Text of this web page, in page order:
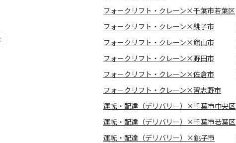
フォークリフト・クレーン×千葉市若葉区
フォークリフト・クレーン×銚子市
フォークリフト・クレーン×館山市
フォークリフト・クレーン×野田市
フォークリフト・クレーン×佐倉市
フォークリフト・クレーン×習志野市
運転・配達（デリバリー）×千葉市中央区
運転・配達（デリバリー）×千葉市若葉区
運転・配達（デリバリー）×銚子市